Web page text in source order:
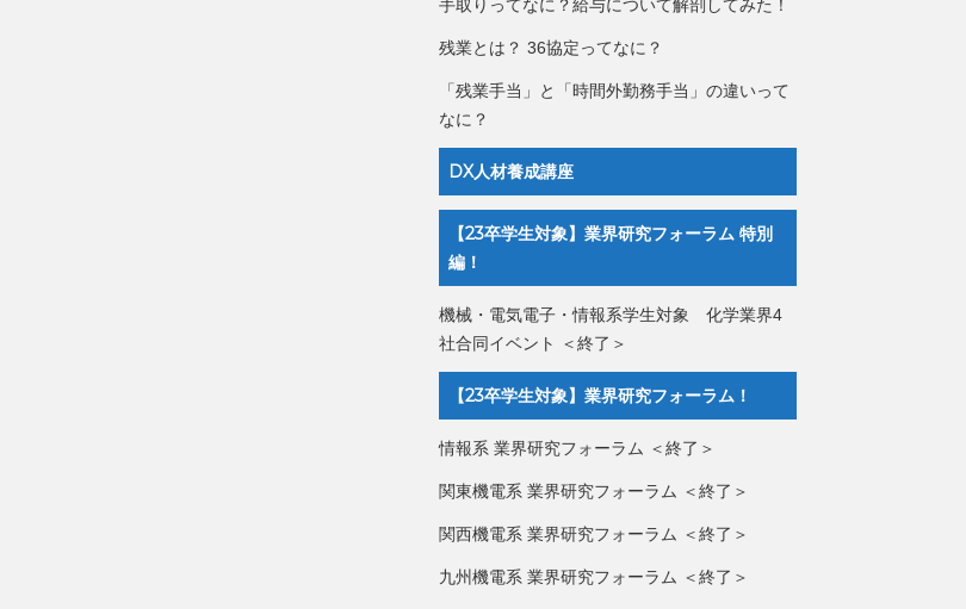
手取りってなに？給与について解剖してみた！
残業とは？ 36協定ってなに？
「残業手当」と「時間外勤務手当」の違いって
なに？
DX人材養成講座
【23卒学生対象】業界研究フォーラム 特別
編！
機械・電気電子・情報系学生対象 化学業界4
社合同イベント ＜終了＞
【23卒学生対象】業界研究フォーラム！
情報系 業界研究フォーラム ＜終了＞
関東機電系 業界研究フォーラム ＜終了＞
関西機電系 業界研究フォーラム ＜終了＞
九州機電系 業界研究フォーラム ＜終了＞